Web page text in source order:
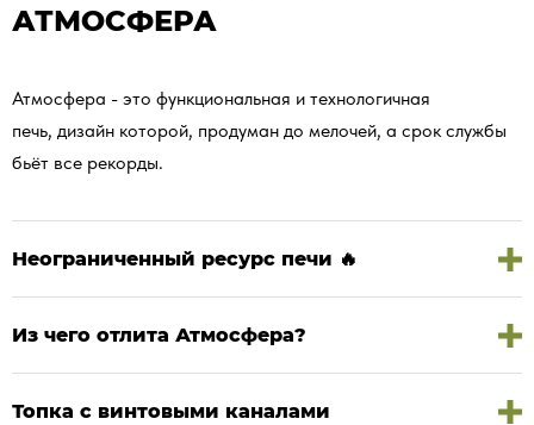
АТМОСФЕРА
Атмосфера - это функциональная и технологичная
печь, дизайн которой, продуман до мелочей, а срок службы
бьёт все рекорды.
Неограниченный ресурс печи 🔥
Из чего отлита Атмосфера?
Топка с винтовыми каналами